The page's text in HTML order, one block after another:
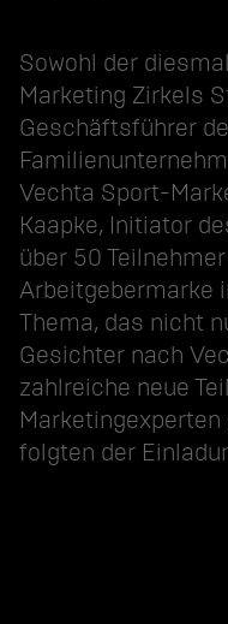
Sowohl der
Marketing Zirkels
Geschäftsführer
Vechta Sport-
Kaapke, Initiator
über 50
Arbeitgebermarke
Thema, das nicht
Gesichter nach
zahlreiche neue
folgten der